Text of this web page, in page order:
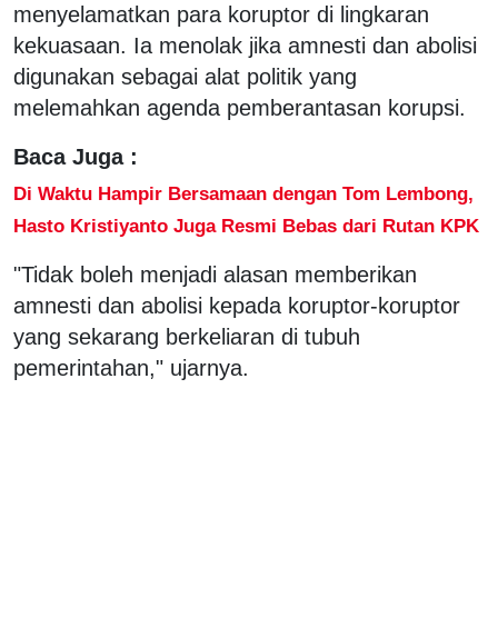
menyelamatkan para koruptor di lingkaran
kekuasaan. Ia menolak jika amnesti dan abolisi
digunakan sebagai alat politik yang
melemahkan agenda pemberantasan korupsi.
Baca Juga :
Di Waktu Hampir Bersamaan dengan Tom Lembong,
Hasto Kristiyanto Juga Resmi Bebas dari Rutan KPK
"Tidak boleh menjadi alasan memberikan
amnesti dan abolisi kepada koruptor-koruptor
yang sekarang berkeliaran di tubuh
pemerintahan," ujarnya.